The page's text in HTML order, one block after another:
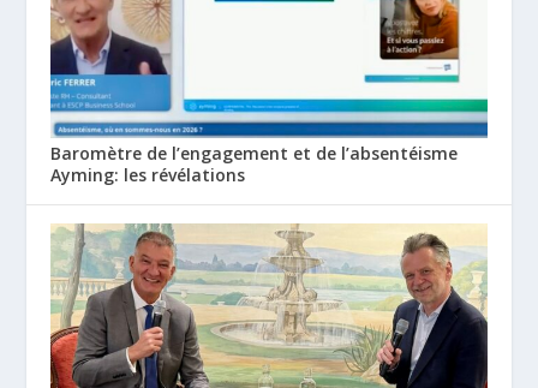
Baromètre de l’engagement et de l’absentéisme
Ayming: les révélations